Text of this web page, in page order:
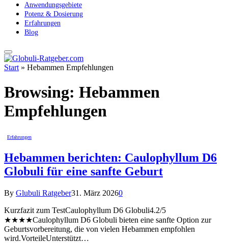
Anwendungsgebiete
Potenz & Dosierung
Erfahrungen
Blog
Start » Hebammen Empfehlungen
Browsing: Hebammen
Empfehlungen
Erfahrungen
Hebammen berichten: Caulophyllum D6
Globuli für eine sanfte Geburt
By Glubuli Ratgeber31. März 20260
Kurzfazit zum TestCaulophyllum D6 Globuli4.2/5
★★★★Caulophyllum D6 Globuli bieten eine sanfte Option zur
Geburtsvorbereitung, die von vielen Hebammen empfohlen
wird.VorteileUnterstützt…